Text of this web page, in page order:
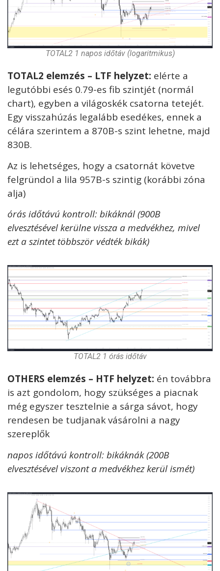
TOTAL2 1 napos időtáv (logaritmikus)
TOTAL2 elemzés – LTF helyzet: elérte a
legutóbbi esés 0.79-es fib szintjét (normál
chart), egyben a világoskék csatorna tetejét.
Egy visszahúzás legalább esedékes, ennek a
célára szerintem a 870B-s szint lehetne, majd
830B.
Az is lehetséges, hogy a csatornát követve
felgründol a lila 957B-s szintig (korábbi zóna
alja)
órás időtávú kontroll: bikáknál (900B
elvesztésével kerülne vissza a medvékhez, mivel
ezt a szintet többször védték bikák)
TOTAL2 1 órás időtáv
OTHERS elemzés – HTF helyzet: én továbbra
is azt gondolom, hogy szükséges a piacnak
még egyszer tesztelnie a sárga sávot, hogy
rendesen be tudjanak vásárolni a nagy
szereplők
napos időtávú kontroll: bikáknák (200B
elvesztésével viszont a medvékhez kerül ismét)